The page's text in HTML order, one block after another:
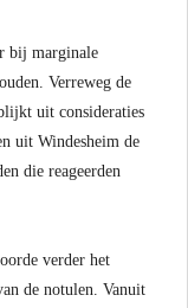
bij marginale
Verreweg de
uit consideraties
uit Windesheim de
die reageerden
verder het
de notulen. Vanuit